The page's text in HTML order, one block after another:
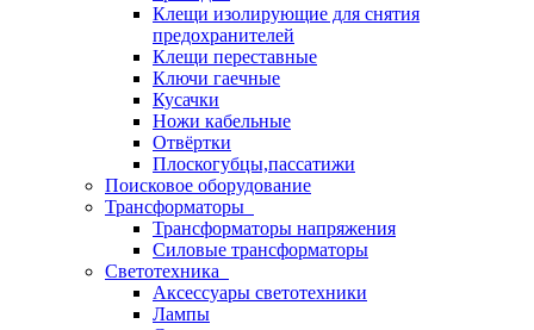
Клещи изолирующие для снятия
предохранителей
Клещи переставные
Ключи гаечные
Кусачки
Ножи кабельные
Отвёртки
Плоскогубцы,пассатижи
Поисковое оборудование
Трансформаторы
Трансформаторы напряжения
Силовые трансформаторы
Светотехника
Аксессуары светотехники
Лампы